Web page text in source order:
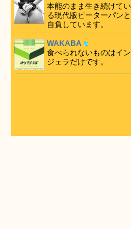
本能のまま生き続けてい
る現代版ピーターパンと
自負しています。
WAKABA
食べられないものはイン
ジェラだけです。